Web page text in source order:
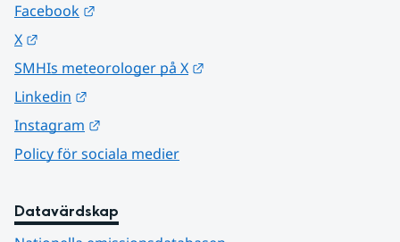
Facebook
X
SMHIs meteorologer på X
Linkedin
Instagram
Policy för sociala medier
Datavärdskap